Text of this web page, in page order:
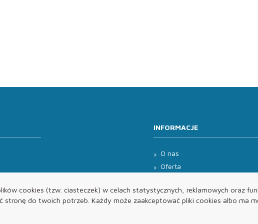
cookies (tzw. ciasteczek) w celach statystycznych, reklamowych oraz
do twoich potrzeb. Każdy może zaakceptować pliki cookies albo ma
INFORMACJE
O nas
Oferta